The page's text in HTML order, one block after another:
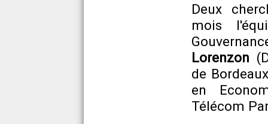
Deux
mois
Lorenzon
de
en
Télécom